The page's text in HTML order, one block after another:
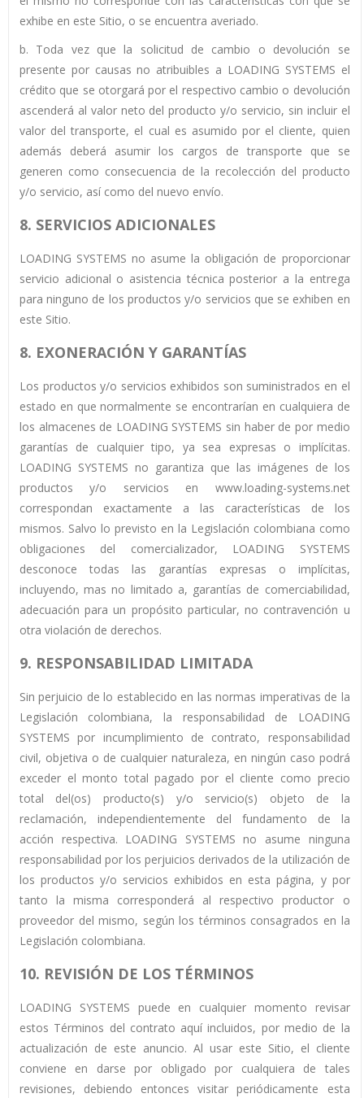
exhibe en este Sitio, o se encuentra averiado.
b. Toda vez que la solicitud de cambio o devolución se
presente por causas no atribuibles a LOADING SYSTEMS el
crédito que se otorgará por el respectivo cambio o devolución
ascenderá al valor neto del producto y/o servicio, sin incluir el
valor del transporte, el cual es asumido por el cliente, quien
además deberá asumir los cargos de transporte que se
generen como consecuencia de la recolección del producto
y/o servicio, así como del nuevo envío.
8. SERVICIOS ADICIONALES
LOADING SYSTEMS no asume la obligación de proporcionar
servicio adicional o asistencia técnica posterior a la entrega
para ninguno de los productos y/o servicios que se exhiben en
este Sitio.
8. EXONERACIÓN Y GARANTÍAS
Los productos y/o servicios exhibidos son suministrados en el
estado en que normalmente se encontrarían en cualquiera de
los almacenes de LOADING SYSTEMS sin haber de por medio
garantías de cualquier tipo, ya sea expresas o implícitas.
LOADING SYSTEMS no garantiza que las imágenes de los
productos y/o servicios en www.loading-systems.net
correspondan exactamente a las características de los
mismos. Salvo lo previsto en la Legislación colombiana como
obligaciones del comercializador, LOADING SYSTEMS
desconoce todas las garantías expresas o implícitas,
incluyendo, mas no limitado a, garantías de comerciabilidad,
adecuación para un propósito particular, no contravención u
otra violación de derechos.
9. RESPONSABILIDAD LIMITADA
Sin perjuicio de lo establecido en las normas imperativas de la
Legislación colombiana, la responsabilidad de LOADING
SYSTEMS por incumplimiento de contrato, responsabilidad
civil, objetiva o de cualquier naturaleza, en ningún caso podrá
exceder el monto total pagado por el cliente como precio
total del(os) producto(s) y/o servicio(s) objeto de la
reclamación, independientemente del fundamento de la
acción respectiva. LOADING SYSTEMS no asume ninguna
responsabilidad por los perjuicios derivados de la utilización de
los productos y/o servicios exhibidos en esta página, y por
tanto la misma corresponderá al respectivo productor o
proveedor del mismo, según los términos consagrados en la
Legislación colombiana.
10. REVISIÓN DE LOS TÉRMINOS
LOADING SYSTEMS puede en cualquier momento revisar
estos Términos del contrato aquí incluidos, por medio de la
actualización de este anuncio. Al usar este Sitio, el cliente
conviene en darse por obligado por cualquiera de tales
revisiones, debiendo entonces visitar periódicamente esta